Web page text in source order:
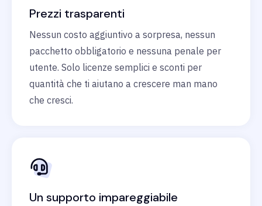
Prezzi trasparenti
Nessun costo aggiuntivo a sorpresa, nessun
pacchetto obbligatorio e nessuna penale per
utente. Solo licenze semplici e sconti per
quantità che ti aiutano a crescere man mano
che cresci.
Un supporto impareggiabile